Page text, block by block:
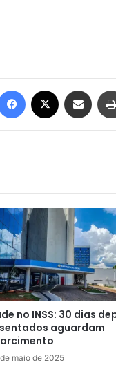
Facebook Compartilhar via e-mail
no INSS: 30 dias
aguardam
maio de 2025